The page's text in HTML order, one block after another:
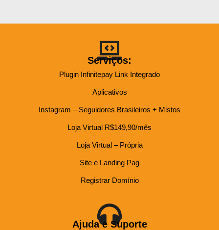
Serviços:
Plugin Infinitepay Link Integrado
Aplicativos
Instagram – Seguidores Brasileiros + Mistos
Loja Virtual R$149,90/mês
Loja Virtual – Própria
Site e Landing Pag
Registrar Domínio
Ajuda e Suporte